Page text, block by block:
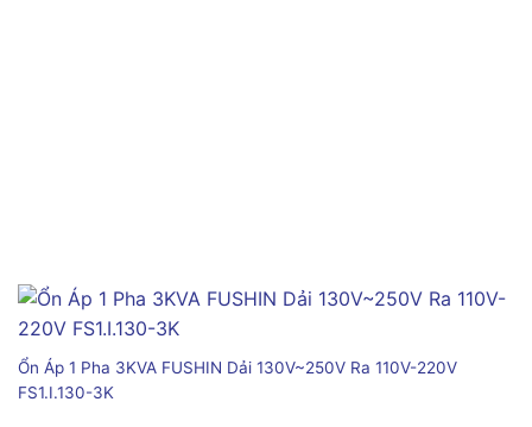
Ổn Áp 1 Pha 3KVA FUSHIN Dải 130V~250V Ra 110V-220V
FS1.I.130-3K